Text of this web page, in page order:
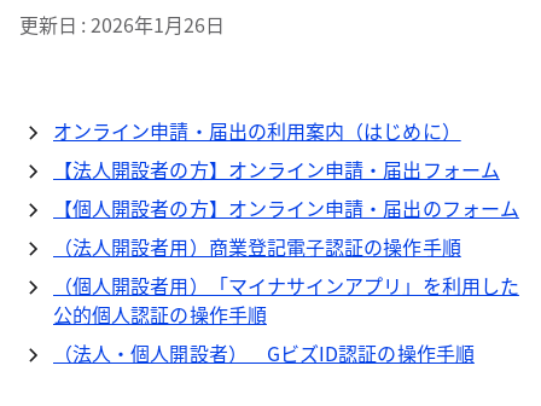
更新日 2026年1月26日
オンライン申請・届出の利用案内（はじめに）
【法人開設者の方】オンライン申請・届出フォーム
【個人開設者の方】オンライン申請・届出のフォーム
（法人開設者用）商業登記電子認証の操作手順
（個人開設者用）「マイナサインアプリ」を利用した
公的個人認証の操作手順
（法人・個人開設者） GビズID認証の操作手順